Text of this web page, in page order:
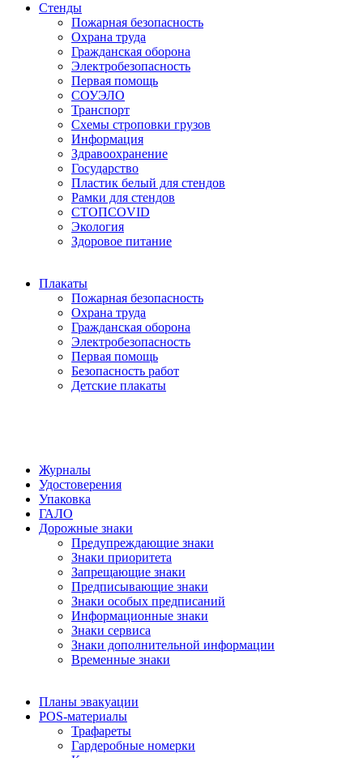
Стенды
Пожарная безопасность
Охрана труда
Гражданская оборона
Электробезопасность
Первая помощь
СОУЭЛО
Транспорт
Схемы строповки грузов
Информация
Здравоохранение
Государство
Пластик белый для стендов
Рамки для стендов
СТОПCOVID
Экология
Здоровое питание
Плакаты
Пожарная безопасность
Охрана труда
Гражданская оборона
Электробезопасность
Первая помощь
Безопасность работ
Детские плакаты
Журналы
Удостоверения
Упаковка
ГАЛО
Дорожные знаки
Предупреждающие знаки
Знаки приоритета
Запрещающие знаки
Предписывающие знаки
Знаки особых предписаний
Информационные знаки
Знаки сервиса
Знаки дополнительной информации
Временные знаки
Планы эвакуации
POS-материалы
Трафареты
Гардеробные номерки